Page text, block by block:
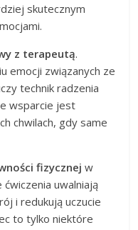
skutecznym
z terapeutą.
emocji związanych ze
technik radzenia
wsparcie jest
chwilach, gdy same
fizycznej w
uwalniają
i redukują uczucie
to tylko niektóre